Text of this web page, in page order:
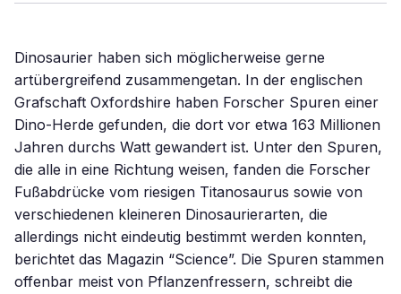
Dinosaurier haben sich möglicherweise gerne
artübergreifend zusammengetan. In der englischen
Grafschaft Oxfordshire haben Forscher Spuren einer
Dino-Herde gefunden, die dort vor etwa 163 Millionen
Jahren durchs Watt gewandert ist. Unter den Spuren,
die alle in eine Richtung weisen, fanden die Forscher
Fußabdrücke vom riesigen Titanosaurus sowie von
verschiedenen kleineren Dinosaurierarten, die
allerdings nicht eindeutig bestimmt werden konnten,
berichtet das Magazin “Science”. Die Spuren stammen
offenbar meist von Pflanzenfressern, schreibt die